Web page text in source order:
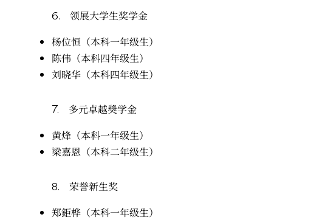
6.
领展大学生奖学金
杨位恒（本科一年级生）
陈伟（本科四年级生）
刘晓华（本科四年级生）
7.
多元卓越奬学金
黄烽（本科一年级生）
梁嘉恩（本科二年级生）
8.
荣誉新生奖
郑鉅桦（本科一年级生）